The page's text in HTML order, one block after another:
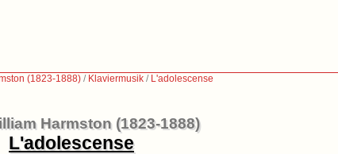
(1823-1888) / Klaviermusik / L'adolescense
Harmston (1823-1888)
L'adolescense